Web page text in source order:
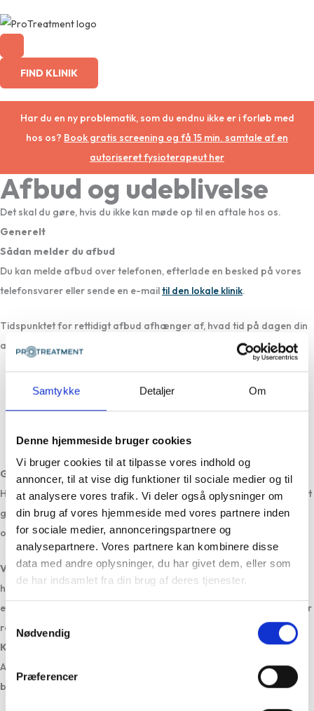
Samtykke Detaljer Om
Denne hjemmeside bruger cookies
Vi bruger cookies til at tilpasse vores indhold og
annoncer, til at vise dig funktioner til sociale medier og til
at analysere vores trafik. Vi deler også oplysninger om
din brug af vores hjemmeside med vores partnere inden
for sociale medier, annonceringspartnere og
analysepartnere. Vores partnere kan kombinere disse
data med andre oplysninger, du har givet dem, eller som
de har indsamlet fra din brug af deres tjenester.
Nødvendig
Præferencer
til
FIND KLINIK
Har du en ny problematik, som du endnu ikke er i forløb med
hos os? Book gratis screening og få 15 min. samtale af en
autoriseret fysioterapeut her
Afbud og udeblivelse
Det skal du gøre, hvis du ikke kan møde op til en aftale hos os.
Generelt
Sådan melder du afbud
Du kan melde afbud over telefonen, efterlade en besked på vores
telefonsvarer eller sende en e-mailtil den lokale klinik.
Tidspunktet for rettidigt afbud afhænger af, hvad tid på dagen din
aftale er:
Kontakt klinikken senest kl. 18 dagen før.
Kontakt klinikken senest kl. 9 samme dag.
Gebyr ved for sent afbud eller udeblivelse
Hvis du melder afbud for sent eller udebliver, vil du blive opkrævet et
gebyr. For individuel behandling er gebyret 327,12 kr. (priser fra
oktober 2024), og for holdtræning er det 50 kr.
Vigtigt at huske!Hvis du ikke får fat i os personligt ved telefonisk
henvendelse, skal du altid efterlade en besked på telefonsvareren
eller sende en e-mail til
. Det sikrer, at dit afbud bliver
registreret.
Klinikken i Dragør
Afbud skal meddeles klinikken senest kl. 24. dagen før din
behandling.